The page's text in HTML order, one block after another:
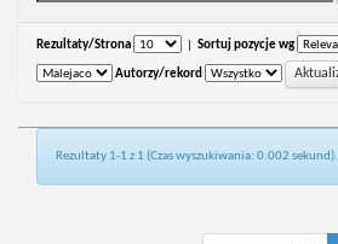
Rezultaty/Strona Sortuj pozycje wg
Autorzy/rekord
Rezultaty 1-1 z 1 (Czas wyszukiwania: 0.002 sekund).